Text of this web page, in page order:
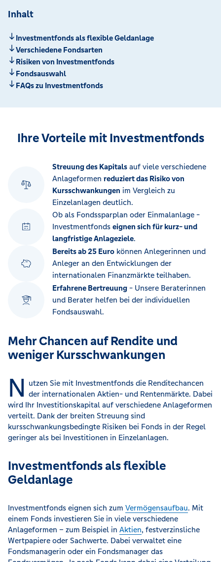
Inhalt
Investmentfonds als flexible Geldanlage
Verschiedene Fondsarten
Risiken von Investmentfonds
Fondsauswahl
FAQs zu Investmentfonds
Ihre Vorteile mit Investmentfonds
Streuung des Kapitals auf viele verschiedene
Anlageformen reduziert das Risiko von
Kursschwankungen im Vergleich zu
Einzelanlagen deutlich.
Ob als Fondssparplan oder Einmalanlage -
Investmentfonds eignen sich für kurz- und
langfristige Anlageziele.
Bereits ab 25 Euro können Anlegerinnen und
Anleger an den Entwicklungen der
internationalen Finanzmärkte teilhaben.
Erfahrene Bertreuung - Unsere Beraterinnen
und Berater helfen bei der individuellen
Fondsauswahl.
Mehr Chancen auf Rendite und
weniger Kursschwankungen
N utzen Sie mit Investmentfonds die Renditechancen
der internationalen Aktien- und Rentenmärkte. Dabei
wird Ihr Investitionskapital auf verschiedene Anlageformen
verteilt. Dank der breiten Streuung sind
kursschwankungsbedingte Risiken bei Fonds in der Regel
geringer als bei Investitionen in Einzelanlagen.
Investmentfonds als flexible
Geldanlage
Investmentfonds eignen sich zum Vermögensaufbau. Mit
einem Fonds investieren Sie in viele verschiedene
Anlageformen – zum Beispiel in Aktien, festverzinsliche
Wertpapiere oder Sachwerte. Dabei verwaltet eine
Fondsmanagerin oder ein Fondsmanager das